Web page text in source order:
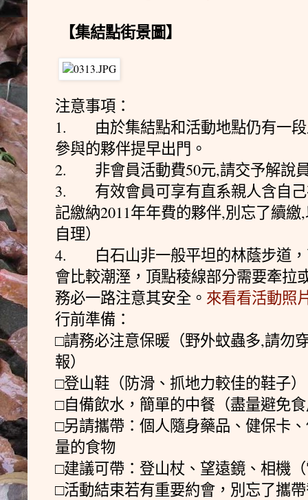
【集結點街景圖】
注意事項：
1. 由於集結點和活動地點仍有一段
參與的夥伴提早出門。
2. 非會員活動費50元,請交予解說
3. 有效會員可享有直系親人含自己
記繳納2011年年費的夥伴,別忘了續
自理）
4. 白石山非一般平坦的林蔭步道，
會比較潮溼，頂點稜線部分需要牽拉
務必一路注意其安全。 來看看活動照
行前準備：
□請務必注意保暖（野外蚊蟲多,請勿
報）
□登山鞋（防滑、抓地力較佳的鞋子
□自備飲水，簡單的中餐（盡量避免
□另請攜帶：個人隨身藥品、健保卡
量的食物
□建議可帶：登山杖、望遠鏡、相機
□活動結束若有重要約會，別忘了攜